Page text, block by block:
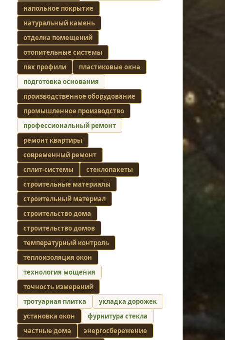
напольное покрытие
натуральный камень
отделка помещений
отопительные системы
пвх профили
пластиковые окна
подготовка основания
производственное оборудование
промышленное производство
профессиональный ремонт
ремонт квартиры
современный ремонт
сплит-системы
стеклопакеты
строительные материалы
строительный материал
строительство дома
строительство домов
температурный контроль
теплоизоляция окон
технология мощения
точность измерений
тротуарная плитка
укладка дорожек
установка окон
фурнитура стекла
частные дома
энергосбережение